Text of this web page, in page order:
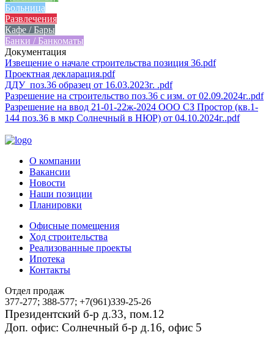
Больница
Развлечения
Кафе / Бары
Банки / Банкоматы
Документация
Извещение о начале строительства позиция 36.pdf
Проектная декларация.pdf
ДДУ_поз.36 образец от 16.03.2023г. .pdf
Разрешение на строительство поз.36 с изм. от 02.09.2024г..pdf
Разрешение на ввод 21-01-22ж-2024 ООО СЗ Простор (кв.1-
144 поз.36 в мкр Солнечный в НЮР) от 04.10.2024г..pdf
О компании
Вакансии
Новости
Наши позиции
Планировки
Офисные помещения
Ход строительства
Реализованные проекты
Ипотека
Контакты
Отдел продаж
377-277; 388-577; +7(961)339-25-26
Президентский б-р д.33, пом.12
Доп. офис: Солнечный б-р д.16, офис 5